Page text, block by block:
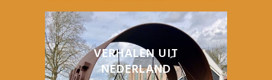
VERHALEN UIT
NEDERLAND